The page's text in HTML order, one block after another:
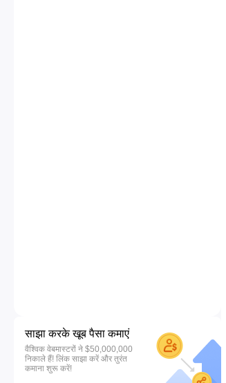
साझा करके खूब पैसा कमाएं
वैश्विक वेबमास्टरों ने $50,000,000
निकाले हैं! लिंक साझा करें और तुरंत
कमाना शुरू करें!